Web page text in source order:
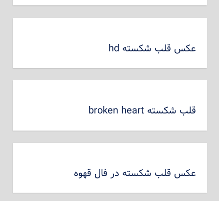
عکس قلب شکسته hd
قلب شکسته broken heart
عکس قلب شکسته در فال قهوه